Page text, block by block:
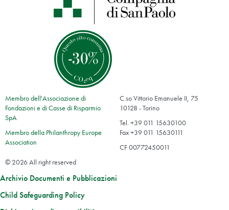
Membro dell'Associazione di
Fondazioni e di Casse di Risparmio
SpA
Membro della Philanthropy Europe
Association
C.so Vittorio Emanuele II, 75
10128 - Torino
Tel. +39 011 15630100
Fax +39 011 15630111
CF 00772450011
© 2026 All right reserved
Archivio Documenti e Pubblicazioni
Child Safeguarding Policy